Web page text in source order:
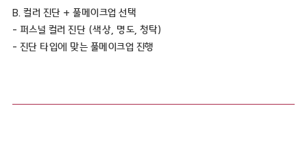
B. 컬러 진단 + 풀메이크업 선택
- 퍼스널 컬러 진단 (색상, 명도, 청탁)
- 진단 타입에 맞는 풀메이크업 진행